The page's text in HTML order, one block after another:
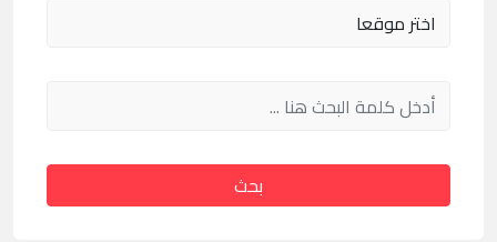
بحث